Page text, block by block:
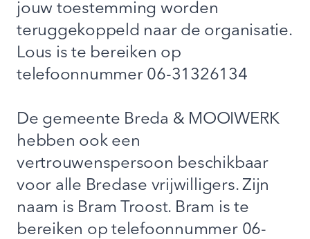
jouw toestemming worden
teruggekoppeld naar de organisatie.
Lous is te bereiken op
telefoonnummer 06-31326134
De gemeente Breda & MOOIWERK
hebben ook een
vertrouwenspersoon beschikbaar
voor alle Bredase vrijwilligers. Zijn
naam is Bram Troost. Bram is te
bereiken op telefoonnummer 06-